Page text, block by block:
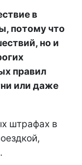
в
потому что
но и
правил
или даже
штрафах в